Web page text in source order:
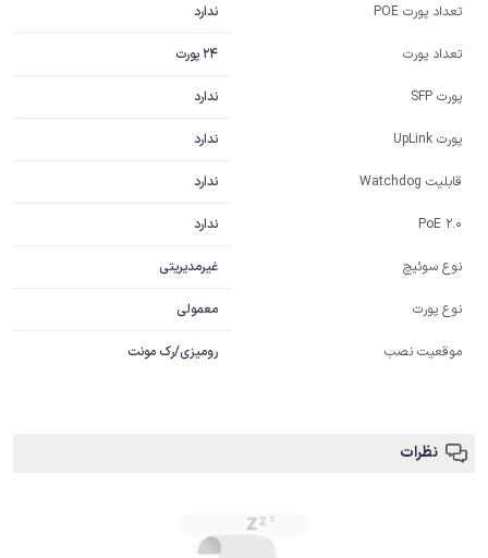
تعداد پورت POE ندارد
تعداد پورت 24 پورت
پورت SFP ندارد
پورت UpLink ندارد
قابلیت Watchdog ندارد
PoE 2.0 ندارد
نوع سوئیچ غیرمدیریتی
نوع پورت معمولی
موقعیت نصب رومیزی/رک مونت
نظرات